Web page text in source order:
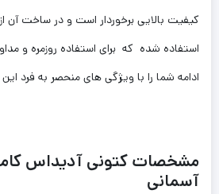
کیفیت بالایی برخوردار است و در ساخت آن
استفاده شده که برای استفاده روزمره و
ادامه شما را با ویژگی های منحصر به فرد
مشخصات کتونى آدیداس
آسمانی